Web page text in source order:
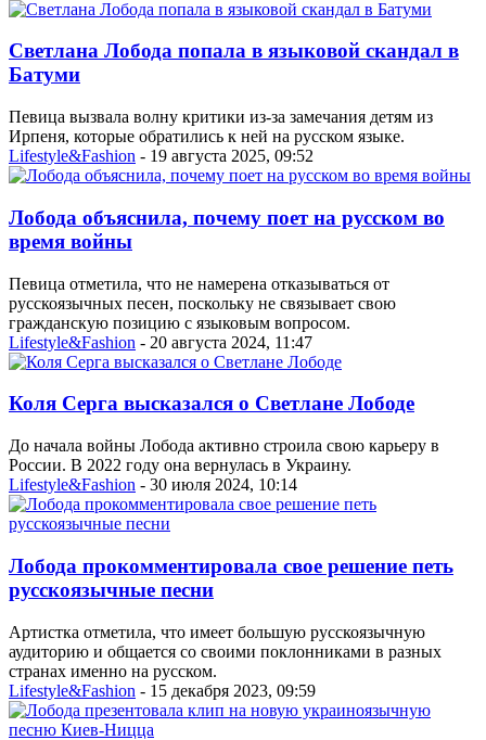
Светлана Лобода попала в языковой скандал в
Батуми
Певица вызвала волну критики из-за замечания детям из
Ирпеня, которые обратились к ней на русском языке.
Lifestyle&Fashion - 19 августа 2025, 09:52
Лобода объяснила, почему поет на русском во
время войны
Певица отметила, что не намерена отказываться от
русскоязычных песен, поскольку не связывает свою
гражданскую позицию с языковым вопросом.
Lifestyle&Fashion - 20 августа 2024, 11:47
Коля Серга высказался о Светлане Лободе
До начала войны Лобода активно строила свою карьеру в
России. В 2022 году она вернулась в Украину.
Lifestyle&Fashion - 30 июля 2024, 10:14
Лобода прокомментировала свое решение петь
русскоязычные песни
Артистка отметила, что имеет большую русскоязычную
аудиторию и общается со своими поклонниками в разных
странах именно на русском.
Lifestyle&Fashion - 15 декабря 2023, 09:59